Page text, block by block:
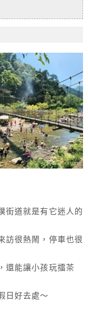
街道就是有它迷人的
訪很熱鬧，停車也很
還能讓小孩玩擂茶
日好去處～